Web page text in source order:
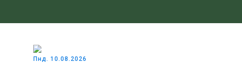
Пнд. 10.08.2026